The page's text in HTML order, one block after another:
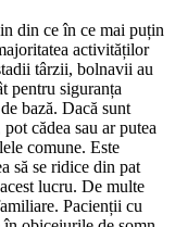
din ce în ce mai puțin
activităților
târzii, bolnavii au
pentru siguranța
bază. Dacă sunt
cădea sau ar putea
comune. Este
să se ridice din pat
lucru. De multe
Pacienții cu